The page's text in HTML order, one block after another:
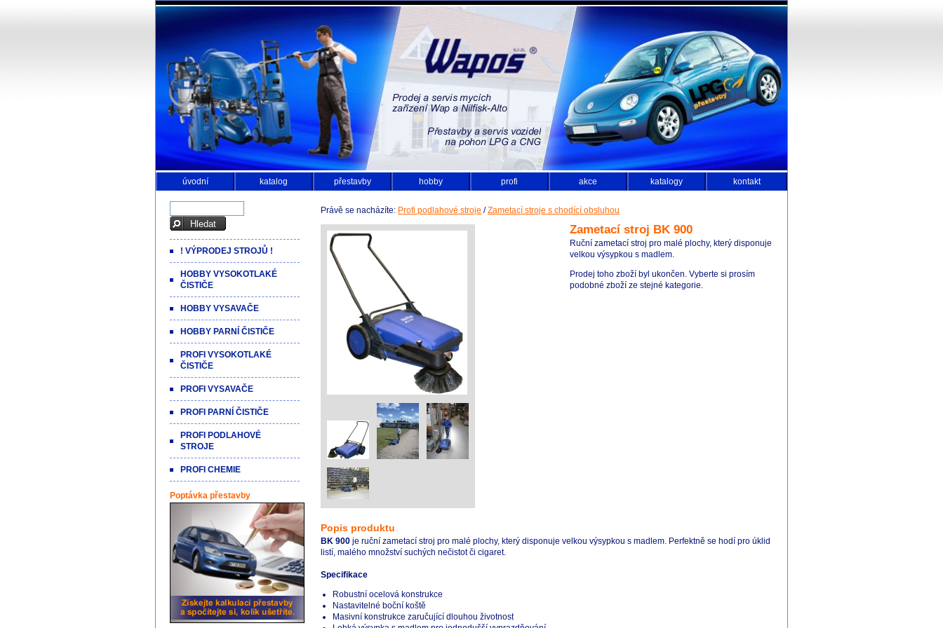
úvodní katalog přestavby hobby profi akce katalogy kontakt
Právě se nacházíte: Profi podlahové stroje /Zametací stroje s chodící obsluhou
Zametací stroj BK 900
Ruční zametací stroj pro malé plochy, který disponuje
velkou výsypkou s madlem.
Prodej toho zboží byl ukončen. Vyberte si prosím
podobné zboží ze stejné kategorie.
Popis produktu
BK 900 je ruční zametací stroj pro malé plochy, který disponuje velkou výsypkou s madlem. Perfektně se hodí pro úklid
listí, malého množství suchých nečistot či cigaret.
Specifikace
Robustní ocelová konstrukce
Nastavitelné boční koště
Masivní konstrukce zaručující dlouhou životnost
! VÝPRODEJ STROJŮ !
HOBBY VYSOKOTLAKÉ
ČISTIČE
HOBBY VYSAVAČE
HOBBY PARNÍ ČISTIČE
PROFI VYSOKOTLAKÉ
ČISTIČE
PROFI VYSAVAČE
PROFI PARNÍ ČISTIČE
PROFI PODLAHOVÉ
STROJE
PROFI CHEMIE
Poptávka přestavby